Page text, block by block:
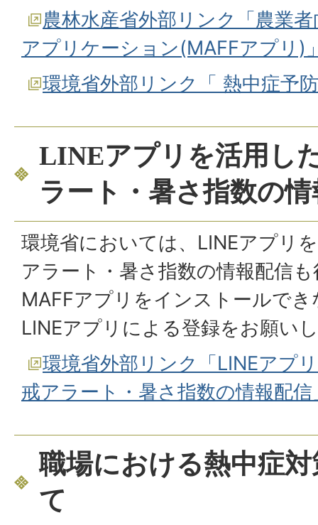
農林水産省外部リンク「農業
アプリケーション(MAFFアプリ)
環境省外部リンク「 熱中症予
LINEアプリを活用し
ラート・暑さ指数の
環境省においては、LINEアプリ
アラート・暑さ指数の情報配信
MAFFアプリをインストールで
LINEアプリによる登録をお願い
環境省外部リンク「LINEアプ
戒アラート・暑さ指数の情報配信
職場における熱中症
て